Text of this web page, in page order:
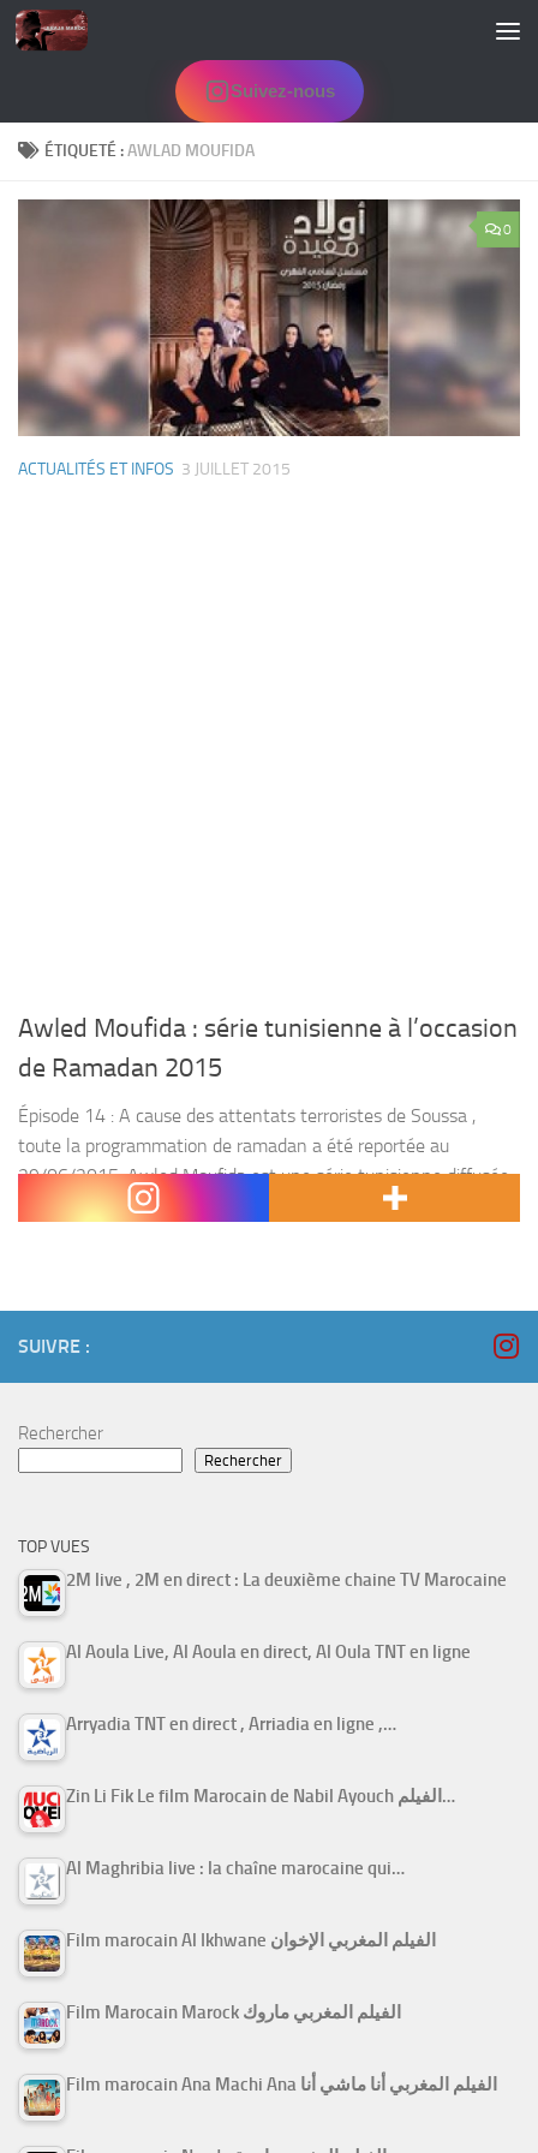
Skip to content
Suivez-nous
ÉTIQUETÉ :AWLAD MOUFIDA
0
ACTUALITÉS ET INFOS 3 JUILLET 2015
Awled Moufida : série tunisienne à l’occasion
de Ramadan 2015
Épisode 14 : A cause des attentats terroristes de Soussa ,
toute la programmation de ramadan a été reportée au
29/06/2015. Awled Moufida est une série tunisienne diffusée
sur la chaine El Hiwar Ettounsi...
SUIVRE :
Rechercher
Rechercher
TOP VUES
2M live , 2M en direct : La deuxième chaine TV Marocaine
Al Aoula Live, Al Aoula en direct, Al Oula TNT en ligne
Arryadia TNT en direct , Arriadia en ligne ,…
Zin Li Fik Le film Marocain de Nabil Ayouch الفيلم…
Al Maghribia live : la chaîne marocaine qui…
Film marocain Al Ikhwane الفيلم المغربي الإخوان
Film Marocain Marock الفيلم المغربي ماروك
Film marocain Ana Machi Ana الفيلم المغربي أنا ماشي أنا